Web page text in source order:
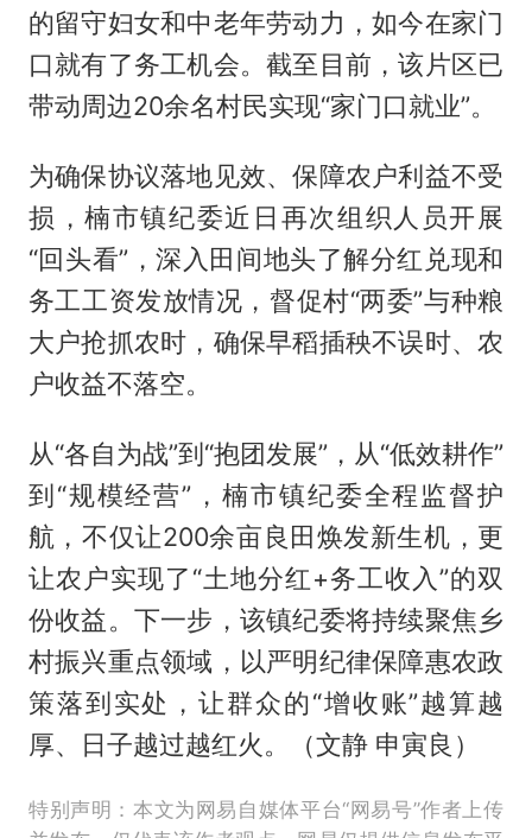
的留守妇女和中老年劳动力，如今在家门
口就有了务工机会。截至目前，该片区已
带动周边20余名村民实现“家门口就业”。
为确保协议落地见效、保障农户利益不受
损，楠市镇纪委近日再次组织人员开展
“回头看”，深入田间地头了解分红兑现和
务工工资发放情况，督促村“两委”与种粮
大户抢抓农时，确保早稻插秧不误时、农
户收益不落空。
从“各自为战”到“抱团发展”，从“低效耕作”
到“规模经营”，楠市镇纪委全程监督护
航，不仅让200余亩良田焕发新生机，更
让农户实现了“土地分红+务工收入”的双
份收益。下一步，该镇纪委将持续聚焦乡
村振兴重点领域，以严明纪律保障惠农政
策落到实处，让群众的“增收账”越算越
厚、日子越过越红火。（文静 申寅良）
特别声明：本文为网易自媒体平台“网易号”作者上传